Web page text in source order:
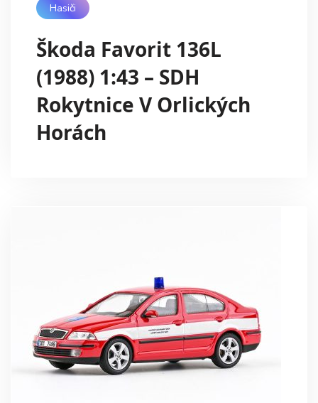
Hasiči
Škoda Favorit 136L
(1988) 1:43 – SDH
Rokytnice V Orlických
Horách